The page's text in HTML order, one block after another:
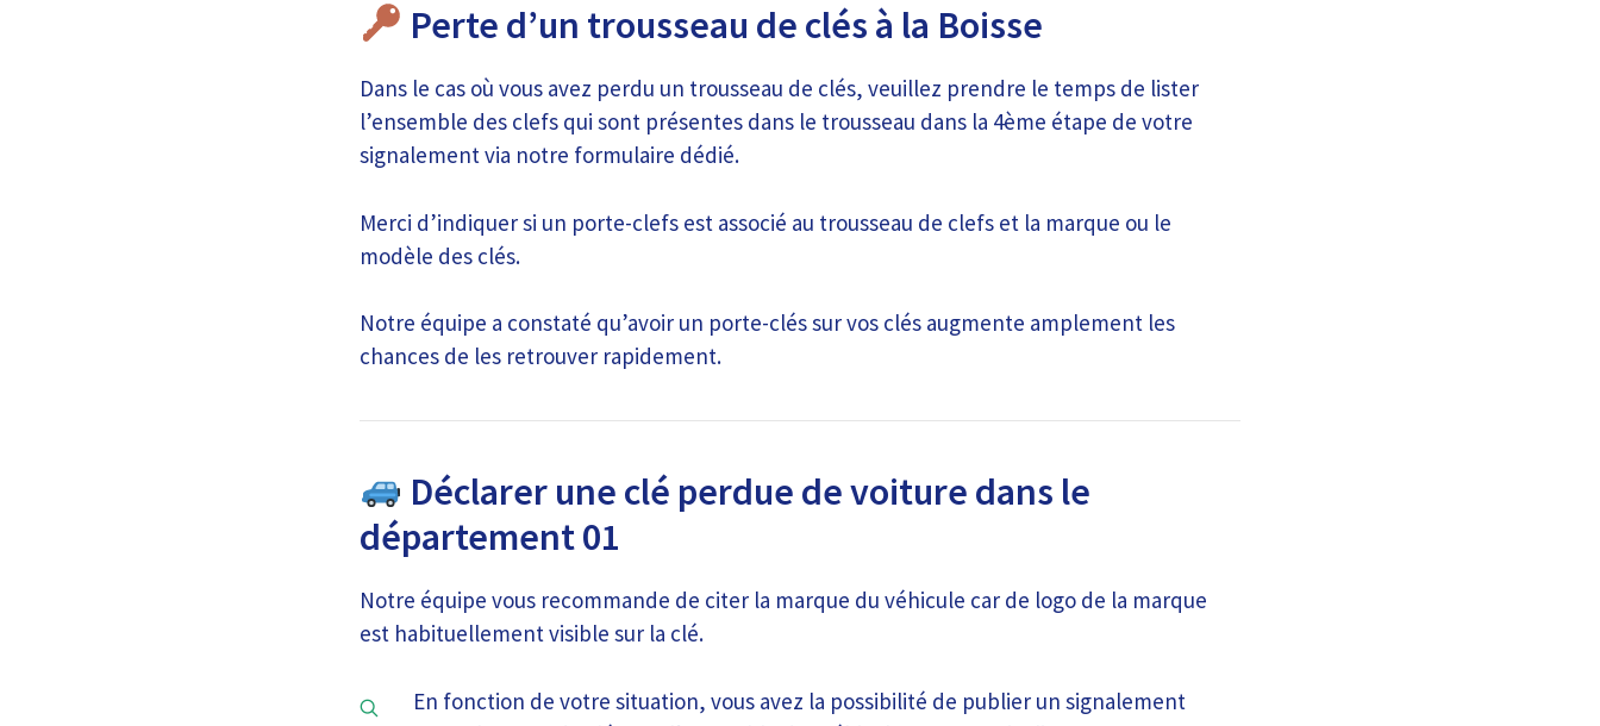
Perte d’un trousseau de clés à la Boisse
Dans le cas où vous avez perdu un trousseau de clés, veuillez prendre le temps de lister
l’ensemble des clefs qui sont présentes dans le trousseau dans la 4ème étape de votre
signalement via notre formulaire dédié.
Merci d’indiquer si un porte-clefs est associé au trousseau de clefs et la marque ou le
modèle des clés.
Notre équipe a constaté qu’avoir un porte-clés sur vos clés augmente amplement les
chances de les retrouver rapidement.
Déclarer une clé perdue de voiture dans le
département 01
Notre équipe vous recommande de citer la marque du véhicule car de logo de la marque
est habituellement visible sur la clé.
En fonction de votre situation, vous avez la possibilité de publier un signalement